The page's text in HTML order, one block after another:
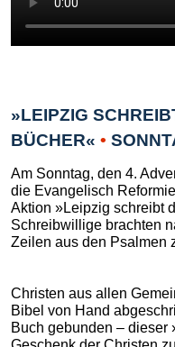
»LEIPZIG
BÜCHER« •
Am Sonntag, den 4.
die Evangelisch
Aktion »Leipzig schreibt
Schreibwillige brachten
Zeilen aus den Psalmen
Christen aus allen
Bibel von Hand
Buch gebunden –